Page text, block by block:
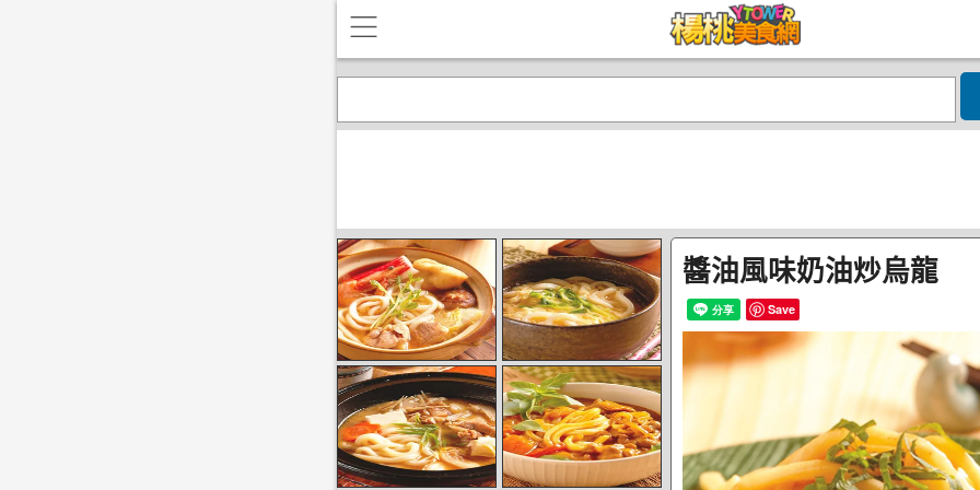
醬油風味奶油炒烏龍
Save